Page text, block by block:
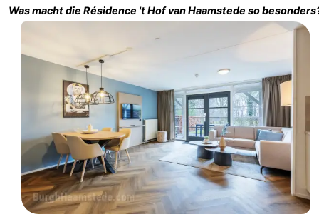
't
Haamstede
Schouwen
-
Blick
Zeeland
Village
Zeeuwse
Kust
Zonnedorp
Was macht die Résidence 't Hof van Haamstede so